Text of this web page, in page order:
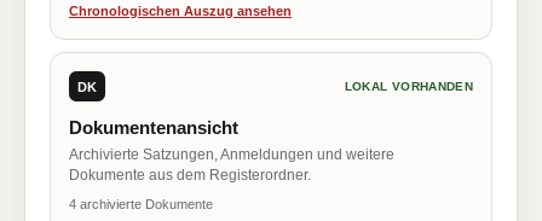
Chronologischen Auszug ansehen
DK LOKAL VORHANDEN
Dokumentenansicht
Archivierte Satzungen, Anmeldungen und weitere
Dokumente aus dem Registerordner.
4 archivierte Dokumente